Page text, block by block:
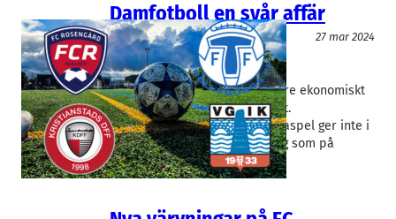
Damfotboll en svår affär
Special
27 mar 2024
FC Rosengård Trelleborgs FF
Johan Glennmo, Mattias Kronvall
Att damfotbollen har det tuffare ekonomiskt
än herrarna är ingen hemlighet.
Spelarförsäljningar och Europaspel ger inte i
närheten av samma genomslag som på
herrsidan.